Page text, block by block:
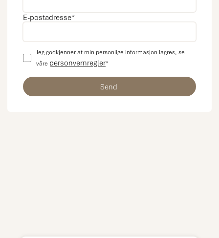
E-postadresse*
Jeg godkjenner at min personlige informasjon lagres, se
våre personvernregler*